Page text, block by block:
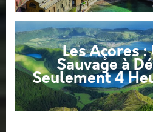
Les Açores :
Sauvage à
Seulement 4